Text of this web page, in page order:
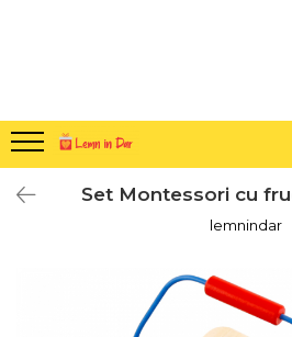
Agende din lemn
Agende 10x10
Semne de carte
Decoratiuni cu lumina
Decoratiuni pentru cei dragi
Set Montessori cu
lemnindar